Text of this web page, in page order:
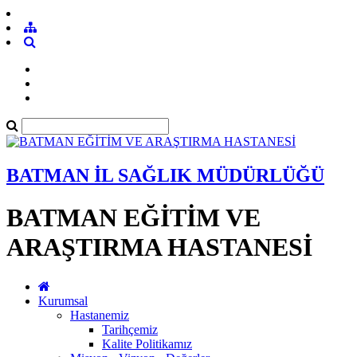
BATMAN İL SAĞLIK MÜDÜRLÜĞÜ
BATMAN EĞİTİM VE
ARAŞTIRMA HASTANESİ
Kurumsal
Hastanemiz
Tarihçemiz
Kalite Politikamız